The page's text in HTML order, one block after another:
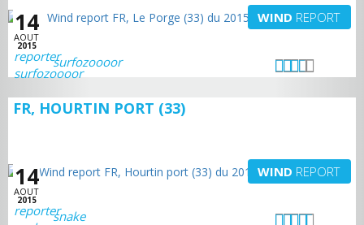
14
AOUT
2015
WIND REPORT
surfozoooor
FR, HOURTIN PORT (33)
14
AOUT
2015
WIND REPORT
snake